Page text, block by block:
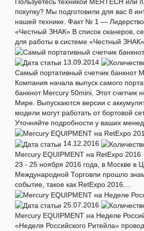
покупку? Мы подготовили для вас 8
нашей технике. Факт № 1 —
«Честный ЗНАК» В список сканеров,
для работы в системе «Честный
13.09.2014
Cамый портативный счетчик банкнот
Компания начала выпуск самого
банкнот Mercury 50mini. Этот счетчик
Мире. Выпускаются версии с
модели могут работать от бортовой
Уточняйте подробности у ваших
14.12.2016
Mercury EQUIPMENT на RetExpo 2016
23 - 25 ноября 2016 года, в Москве в
Международной Торговли прошло
событие, такое как RetExpo 2016....
25.07.2016
Mercury EQUIPMENT на Неделе
«Неделя Российского Ритейла»